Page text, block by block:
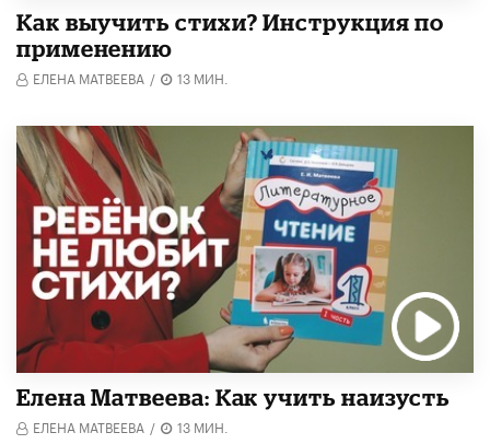
Как выучить стихи? Инструкция по
применению
ЕЛЕНА МАТВЕЕВА / 13 МИН.
Елена Матвеева: Как учить наизусть
ЕЛЕНА МАТВЕЕВА / 13 МИН.